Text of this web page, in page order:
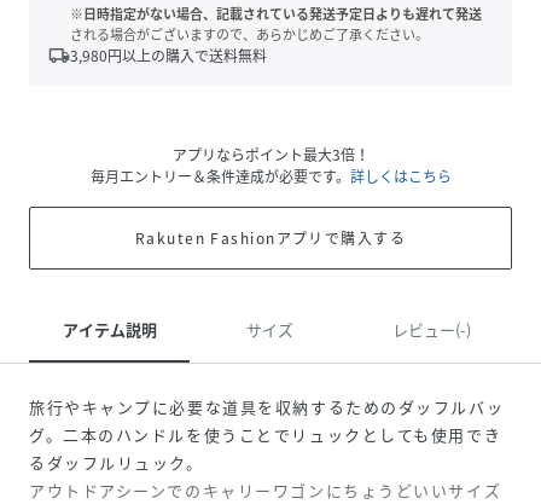
※日時指定がない場合、記載されている発送予定日よりも遅れて発送
される場合がございますので、あらかじめご了承ください。
local_shipping3,980円以上の購入で送料無料
アプリならポイント最大3倍！
毎月エントリー＆条件達成が必要です。 詳しくはこちら
Rakuten Fashionアプリで購入する
アイテム説明 サイズ レビュー(-)
旅行やキャンプに必要な道具を収納するためのダッフルバッ
グ。二本のハンドルを使うことでリュックとしても使用でき
るダッフルリュック。
アウトドアシーンでのキャリーワゴンにちょうどいいサイズ